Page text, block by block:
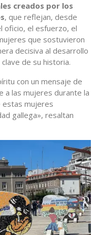
creados por los
, que reflejan, desde
oficio, el esfuerzo, el
que sostuvieron
decisiva al desarrollo
de su historia.
con un mensaje de
a las mujeres durante la
estas mujeres
gallega», resaltan